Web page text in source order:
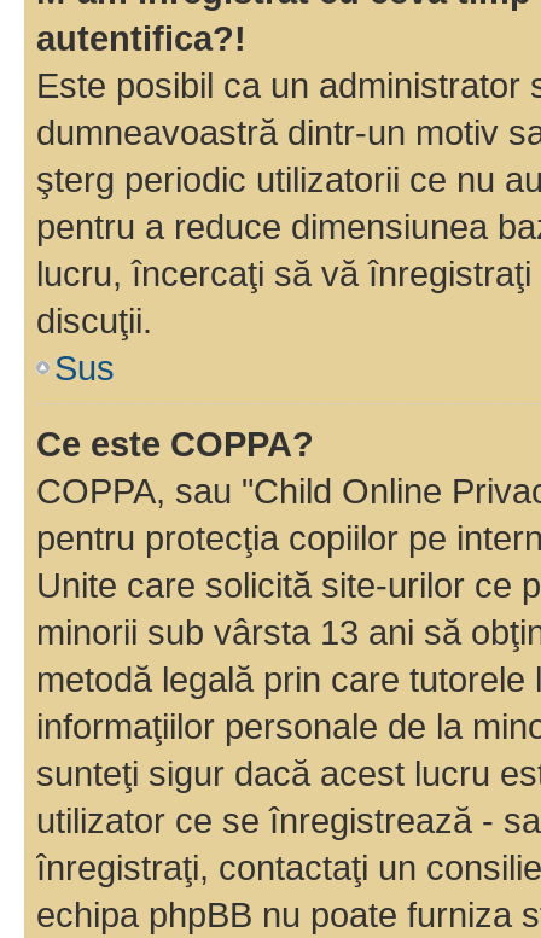
autentifica?!
Este posibil ca un
dumneavoastră dintr-un motiv
şterg periodic utilizatorii ce nu
pentru a reduce dimensiunea
lucru, încercaţi să vă
discuţii.
Sus
Ce este COPPA?
COPPA, sau "Child Online
pentru protecţia copiilor pe
Unite care solicită site-urilor ce
minorii sub vârsta 13 ani să
metodă legală prin care
informaţiilor personale de la
sunteţi sigur dacă acest lucru
utilizator ce se înregistrează -
înregistraţi, contactaţi un
echipa phpBB nu poate furniza